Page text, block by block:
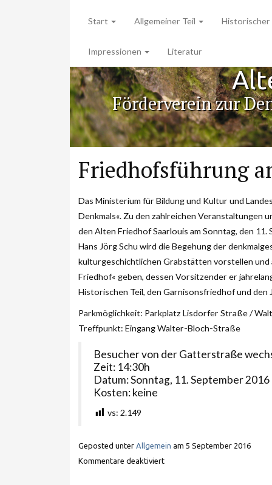
Start Allgemeiner Teil Historischer
Impressionen Literatur
Förderverein zur
Friedhofsführung
Das Ministerium für Bildung und Kultur und
Denkmals«. Zu den zahlreichen Veranstaltungen
den Alten Friedhof Saarlouis am Sonntag, den 11.
Hans Jörg Schu wird die Begehung der
kulturgeschichtlichen Grabstätten vorstellen
Friedhof« geben, dessen Vorsitzender er
Historischen Teil, den Garnisonsfriedhof und den
Parkmöglichkeit: Parkplatz Lisdorfer Straße /
Treffpunkt: Eingang Walter-Bloch-Straße
Besucher von der Gatterstraße
Zeit: 14:30h
Datum: Sonntag, 11. September 2016
Kosten: keine
vs: 2.149
Geposted unter Allgemein am 5 September 2016
Kommentare deaktiviert